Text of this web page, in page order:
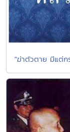
"ฆ่าตัวตาย มีแต่ก